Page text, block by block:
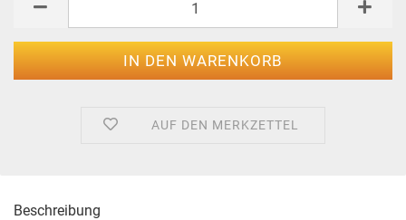
AUF DEN MERKZETTEL
Beschreibung